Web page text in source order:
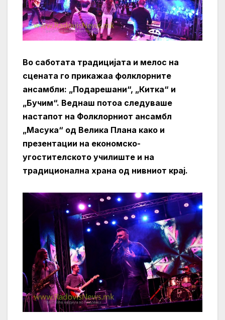
Во саботата традицијата и мелос на
сцената го прикажаа фолклорните
ансамбли: „Подарешани“, „Китка“ и
„Бучим“. Веднаш потоа следуваше
настапот на Фолклорниот ансамбл
„Масука“ од Велика Плана како и
презентации на економско-
угостителското училиште и на
традиционална храна од нивниот крај.